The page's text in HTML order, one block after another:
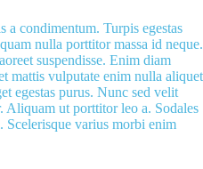
condimentum. Turpis egestas
nulla porttitor massa id neque.
suspendisse. Enim diam
mattis vulputate enim nulla aliquet
egestas purus. Nunc sed velit
Aliquam ut porttitor leo a. Sodales
Scelerisque varius morbi enim